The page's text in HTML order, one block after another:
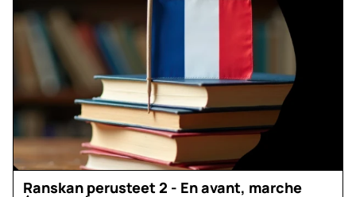
Ranskan perusteet 2 - En avant, marche